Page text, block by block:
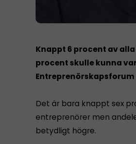
Knappt 6 procent av
procent skulle kunna
Det är bara knappt sex
entreprenörer men
betydligt högre.